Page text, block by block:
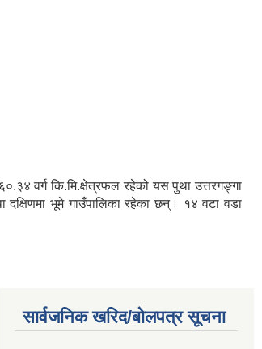
वर्ग कि.मि.क्षेत्रफल रहेको यस पुथा उत्तरगङ्गा
दक्षिणमा भूमे गाउँपालिका रहेका छन्। १४ वटा वडा
सार्वजनिक खरिद/बोलपत्र सूचना